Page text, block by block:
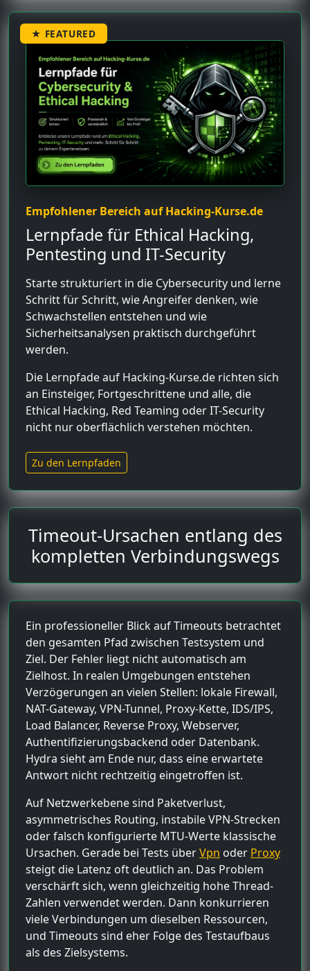
★ FEATURED
Empfohlener Bereich auf Hacking-Kurse.de
Lernpfade für Ethical Hacking,
Pentesting und IT-Security
Starte strukturiert in die Cybersecurity und lerne
Schritt für Schritt, wie Angreifer denken, wie
Schwachstellen entstehen und wie
Sicherheitsanalysen praktisch durchgeführt
werden.
Die Lernpfade auf Hacking-Kurse.de richten sich
an Einsteiger, Fortgeschrittene und alle, die
Ethical Hacking, Red Teaming oder IT-Security
nicht nur oberflächlich verstehen möchten.
Zu den Lernpfaden
Timeout-Ursachen entlang des
kompletten Verbindungswegs
Ein professioneller Blick auf Timeouts betrachtet
den gesamten Pfad zwischen Testsystem und
Ziel. Der Fehler liegt nicht automatisch am
Zielhost. In realen Umgebungen entstehen
Verzögerungen an vielen Stellen: lokale Firewall,
NAT-Gateway, VPN-Tunnel, Proxy-Kette, IDS/IPS,
Load Balancer, Reverse Proxy, Webserver,
Authentifizierungsbackend oder Datenbank.
Hydra sieht am Ende nur, dass eine erwartete
Antwort nicht rechtzeitig eingetroffen ist.
Auf Netzwerkebene sind Paketverlust,
asymmetrisches Routing, instabile VPN-Strecken
oder falsch konfigurierte MTU-Werte klassische
Ursachen. Gerade bei Tests überVpn oder Proxy
steigt die Latenz oft deutlich an. Das Problem
verschärft sich, wenn gleichzeitig hohe Thread-
Zahlen verwendet werden. Dann konkurrieren
viele Verbindungen um dieselben Ressourcen,
und Timeouts sind eher Folge des Testaufbaus
als des Zielsystems.